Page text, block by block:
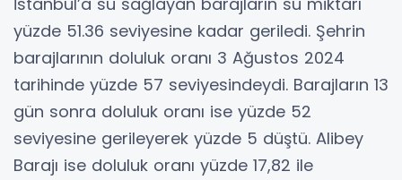
yüzde 51.36 seviyesine kadar geriledi. Şehrin
barajlarının doluluk oranı 3 Ağustos 2024
tarihinde yüzde 57 seviyesindeydi. Barajların 13
gün sonra doluluk oranı ise yüzde 52
seviyesine gerileyerek yüzde 5 düştü. Alibey
Barajı ise doluluk oranı yüzde 17,82 ile